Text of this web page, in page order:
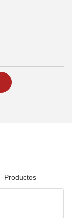
Productos